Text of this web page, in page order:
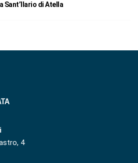
Sant’Ilario di Atella
4